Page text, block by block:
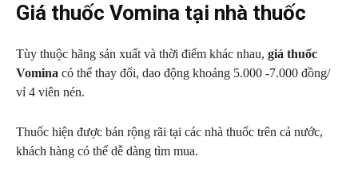
Giá thuốc Vomina tại nhà thuốc
Tùy thuộc hãng sản xuất và thời điểm khác nhau, giá thuốc
Vomina có thể thay đổi, dao động khoảng 5.000 -7.000 đồng/
vỉ 4 viên nén.
Thuốc hiện được bán rộng rãi tại các nhà thuốc trên cả nước,
khách hàng có thể dễ dàng tìm mua.